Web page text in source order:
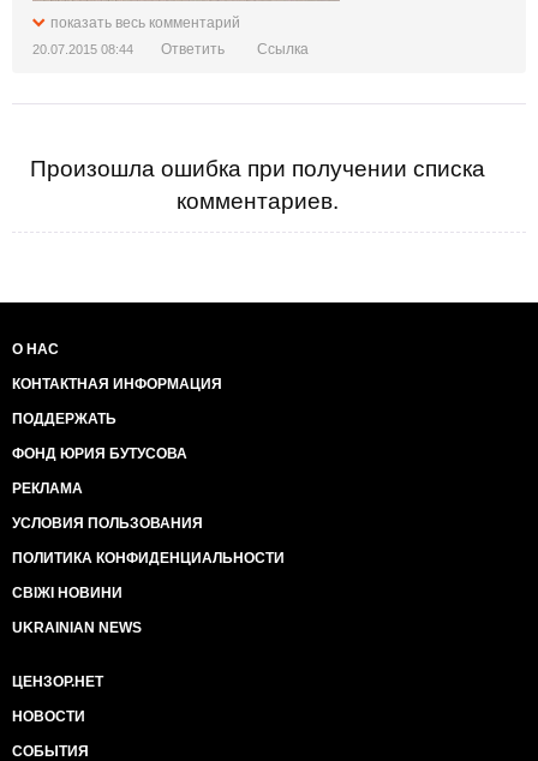
показать весь комментарий
20.07.2015 08:44 Ответить Ссылка
Произошла ошибка при получении списка
комментариев.
О НАС
КОНТАКТНАЯ ИНФОРМАЦИЯ
ПОДДЕРЖАТЬ
ФОНД ЮРИЯ БУТУСОВА
РЕКЛАМА
УСЛОВИЯ ПОЛЬЗОВАНИЯ
ПОЛИТИКА КОНФИДЕНЦИАЛЬНОСТИ
СВІЖІ НОВИНИ
UKRAINIAN NEWS
ЦЕНЗОР.НЕТ
НОВОСТИ
СОБЫТИЯ